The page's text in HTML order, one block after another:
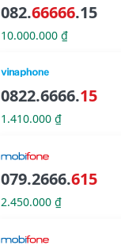
082.66666.15
10.000.000 ₫
0822.6666.15
1.410.000 ₫
079.2666.615
2.450.000 ₫